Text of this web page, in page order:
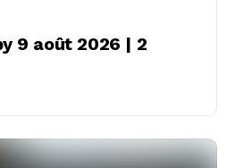
9 août 2026 | 2